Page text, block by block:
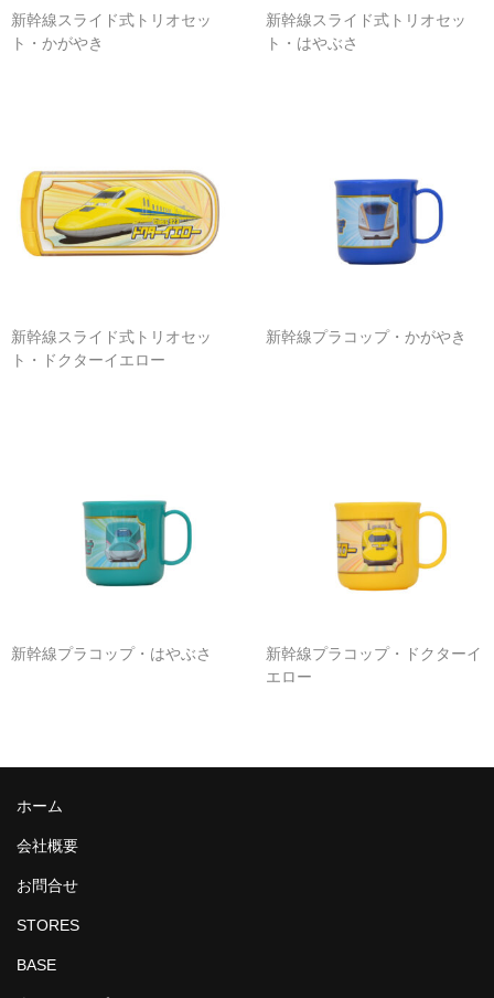
春夏物
帽子学校
blog
会社概要
新幹線スライド式トリオセッ
ト・かがやき
新幹線スライド式トリオセッ
ト・はやぶさ
新幹線スライド式トリオセッ
ト・ドクターイエロー
新幹線プラコップ・かがやき
新幹線プラコップ・はやぶさ
新幹線プラコップ・ドクターイ
エロー
ホーム
会社概要
お問合せ
STORES
BASE